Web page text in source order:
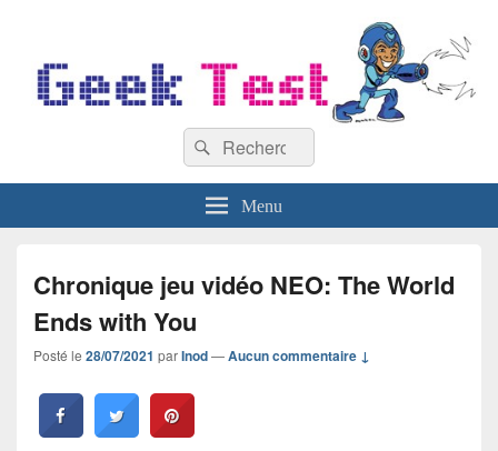
Recherche :
Rechercher
Menu
Chronique jeu vidéo NEO: The World
Ends with You
Posté le 28/07/2021 parInod—Aucun commentaire ↓